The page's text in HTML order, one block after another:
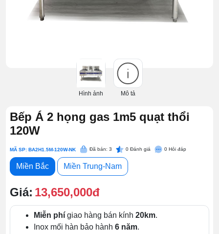
Hình ảnh Mô tả
Bếp Á 2 họng gas 1m5 quạt thổi
120W
MÃ SP: BA2H1.5M-120W-NK Đã bán: 3 0 Đánh giá 0 Hỏi đáp
Miền Bắc Miền Trung-Nam
Giá: 13,650,000đ
Miễn phí giao hàng bán kính 20km.
Inox mối hàn bảo hành 6 năm.